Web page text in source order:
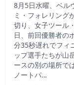
8月5日水曜、ベル
ミ・フォレリング
切り、女子ツール
日、前回優勝者の
分35秒遅れでフィ
ップ選手たちが山
ースの別の場所で
ノートパ…